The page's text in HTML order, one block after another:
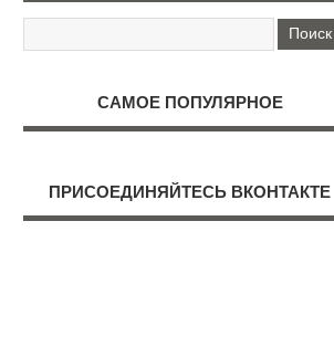
САМОЕ ПОПУЛЯРНОЕ
ПРИСОЕДИНЯЙТЕСЬ ВКОНТАКТЕ